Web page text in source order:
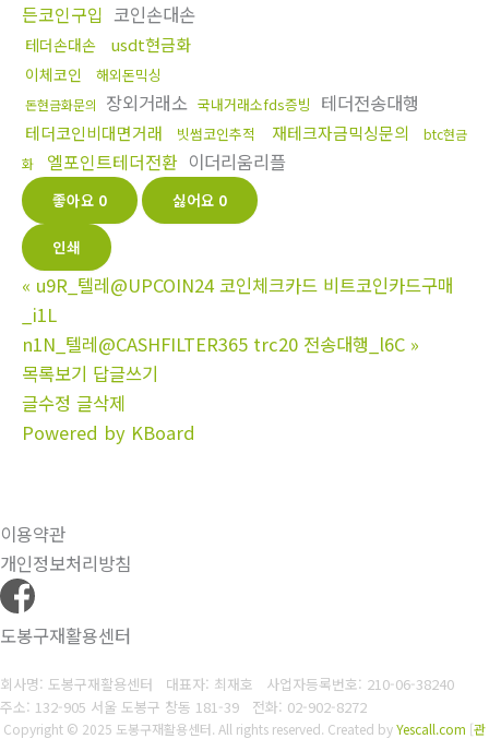
든코인구입 코인손대손
테더손대손 usdt현금화
이체코인 해외돈믹싱
돈현금화문의 장외거래소 국내거래소fds증빙 테더전송대행
테더코인비대면거래 빗썸코인추적 재테크자금믹싱문의
btc현금
화
엘포인트테더전환 이더리움리플
좋아요 0 싫어요 0
인쇄
« u9R_텔레@UPCOIN24 코인체크카드 비트코인카드구매
_i1L
n1N_텔레@CASHFILTER365 trc20 전송대행_l6C »
목록보기 답글쓰기
글수정 글삭제
Powered by KBoard
이용약관
개인정보처리방침
도봉구재활용센터
회사명: 도봉구재활용센터 대표자: 최재호 사업자등록번호: 210-06-38240
주소: 132-905 서울 도봉구 창동 181-39 전화: 02-902-8272
Copyright © 2025 도봉구재활용센터. All rights reserved. Created byYescall.com [관